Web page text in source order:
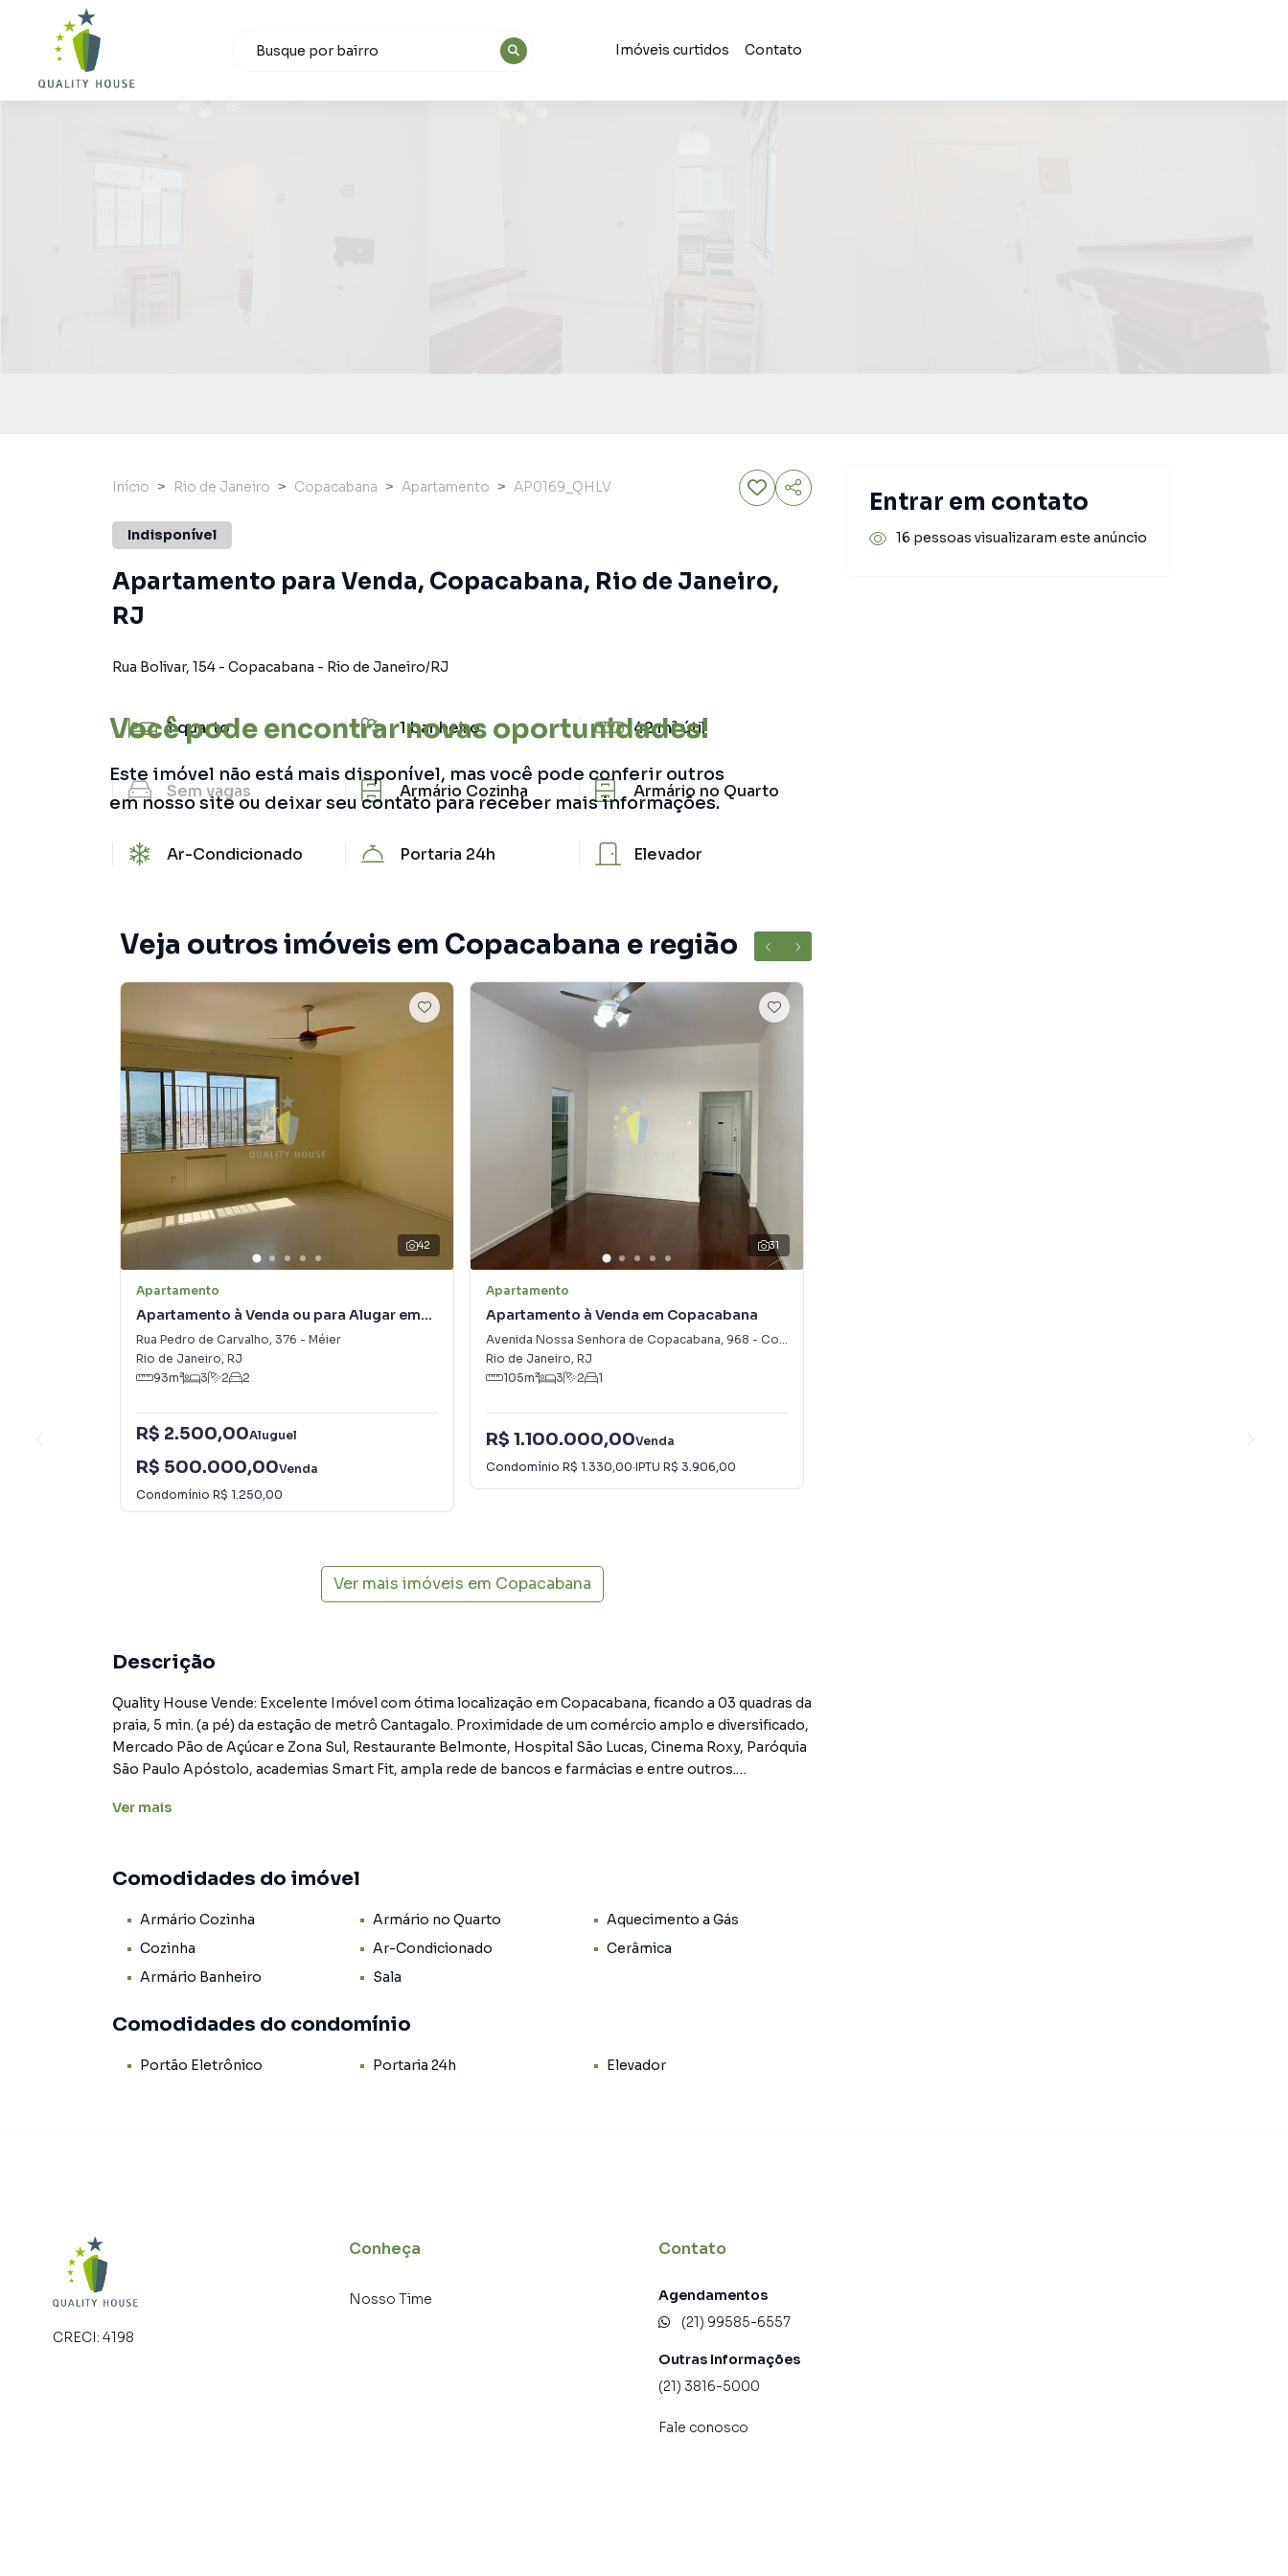
Imóveis curtidos Contato
Você pode encontrar novas oportunidades!
Este imóvel não está mais disponível, mas você pode conferir outros
em nosso site ou deixar seu contato para receber mais informações.
Início Rio de Janeiro Copacabana Apartamento AP0169_QHLV
Indisponível
Apartamento para Venda, Copacabana, Rio de Janeiro,
RJ
Rua Bolivar, 154 - Copacabana - Rio de Janeiro/RJ
1quarto 1 banheiro 42 m²útil
Sem vagas Armário Cozinha Armário no Quarto
Ar-Condicionado Portaria 24h Elevador
Veja outros imóveis em Copacabana e região
42
Apartamento
Apartamento à Venda ou para Alugar em
Méier
Rua Pedro de Carvalho, 376 - Méier
Rio de Janeiro, RJ
93m² 3 2 2
R$ 2.500,00Aluguel
R$ 500.000,00Venda
Condomínio R$ 1.250,00
31
Apartamento
Apartamento à Venda em Copacabana
Avenida Nossa Senhora de Copacabana, 968 - Copacabana
Rio de Janeiro, RJ
105m² 3 2 1
R$ 1.100.000,00Venda
Condomínio R$ 1.330,00·IPTU R$ 3.906,00
R$
Ver mais imóveis em Copacabana
Descrição
Quality House Vende: Excelente Imóvel com ótima localização em Copacabana, ficando a 03 quadras da
praia, 5 min. (a pé) da estação de metrô Cantagalo. Proximidade de um comércio amplo e diversificado,
Mercado Pão de Açúcar e Zona Sul, Restaurante Belmonte, Hospital São Lucas, Cinema Roxy, Paróquia
São Paulo Apóstolo, academias Smart Fit, ampla rede de bancos e farmácias e entre outros.
viação.
lavar, cozinha com armários planejados e projetada com uma boa otimização de espaços, para fogão,
Apartamento muito bem distribuído em seus 42m², sendo de fundos, andar médio, parcialmente com
sol da manhã.
Obs.: Os valores das taxas (condomínio e encargos) são aproximados e podem sofrer alterações.
terrenos, lojas e barracões para venda ou locação, além de empreendimentos em construção ou
lançamentos na planta em Copacabana e em outras regiões de Rio de Janeiro. Aqui você encontra
milhares de ofertas para encontrar o imóvel que mais combina com seu estilo de vida.
Negocie seu imóvel de forma totalmente online, com segurança e tranquilidade. Na Quality House
praticidade de fazer tudo online, direto do seu computador ou smartphone. Nós criamos soluções
Ver mais
Comodidades do imóvel
Armário Cozinha Armário no Quarto
Aquecimento a Gás
Cozinha
Ar-Condicionado
Cerâmica
Armário Banheiro
Sala
Comodidades do condomínio
Portão Eletrônico Portaria 24h Elevador
Entrar em contato
16 pessoas visualizaram este anúncio
CRECI: 4198
Conheça
Nosso Time
Contato
Agendamentos
(21) 99585-6557
Outras Informações
(21) 3816-5000
Fale conosco